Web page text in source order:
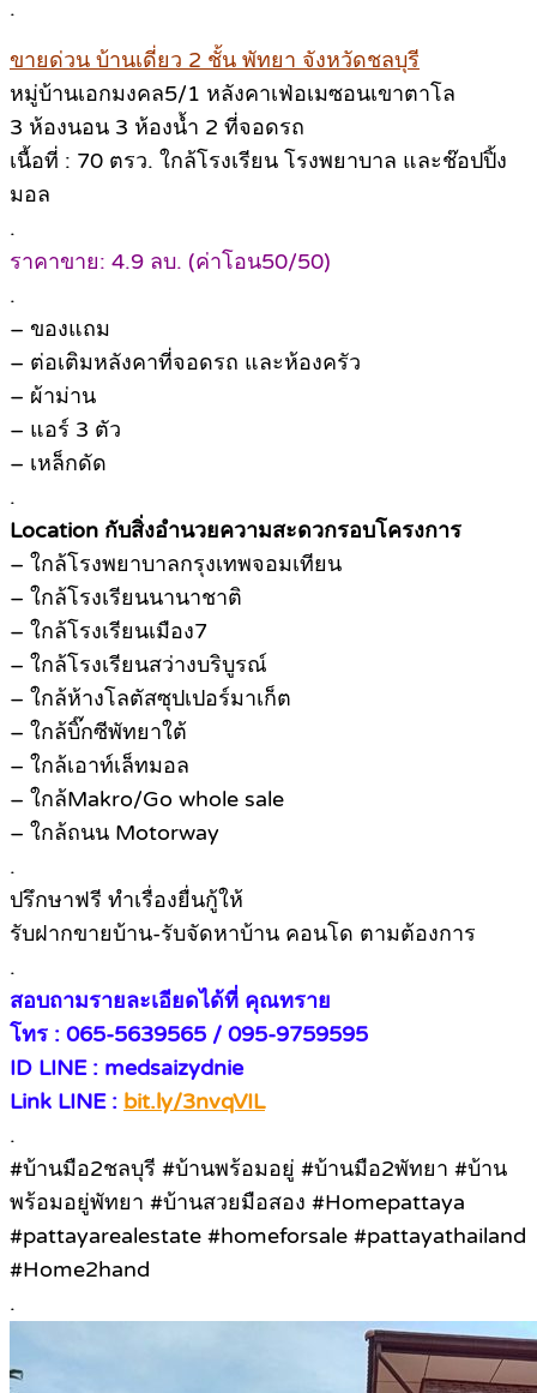
.
ขายด่วน บ้านเดี่ยว 2 ชั้น พัทยา จังหวัดชลบุรี
หมู่บ้านเอกมงคล5/1 หลังคาเฟ่อเมซอนเขาตาโล
3 ห้องนอน 3 ห้องน้ำ 2 ที่จอดรถ
เนื้อที่ : 70 ตรว. ใกล้โรงเรียน โรงพยาบาล และช๊อปปิ้ง
มอล
.
ราคาขาย: 4.9 ลบ. (ค่าโอน50/50)
.
– ของแถม
– ต่อเติมหลังคาที่จอดรถ และห้องครัว
– ผ้าม่าน
– แอร์ 3 ตัว
– เหล็กดัด
.
Location กับสิ่งอำนวยความสะดวกรอบโครงการ
– ใกล้โรงพยาบาลกรุงเทพจอมเทียน
– ใกล้โรงเรียนนานาชาติ
– ใกล้โรงเรียนเมือง7
– ใกล้โรงเรียนสว่างบริบูรณ์
– ใกล้ห้างโลตัสซุปเปอร์มาเก็ต
– ใกล้บิ๊กซีพัทยาใต้
– ใกล้เอาท์เล็ทมอล
– ใกล้Makro/Go whole sale
– ใกล้ถนน Motorway
.
ปรึกษาฟรี ทำเรื่องยื่นกู้ให้
รับฝากขายบ้าน-รับจัดหาบ้าน คอนโด ตามต้องการ
.
สอบถามรายละเอียดได้ที่ คุณทราย
โทร : 065-5639565 / 095-9759595
ID LINE : medsaizydnie
Link LINE : bit.ly/3nvqVIL
.
#บ้านมือ2ชลบุรี #บ้านพร้อมอยู่ #บ้านมือ2พัทยา #บ้าน
พร้อมอยู่พัทยา #บ้านสวยมือสอง #Homepattaya
#pattayarealestate #homeforsale #pattayathailand
#Home2hand
.